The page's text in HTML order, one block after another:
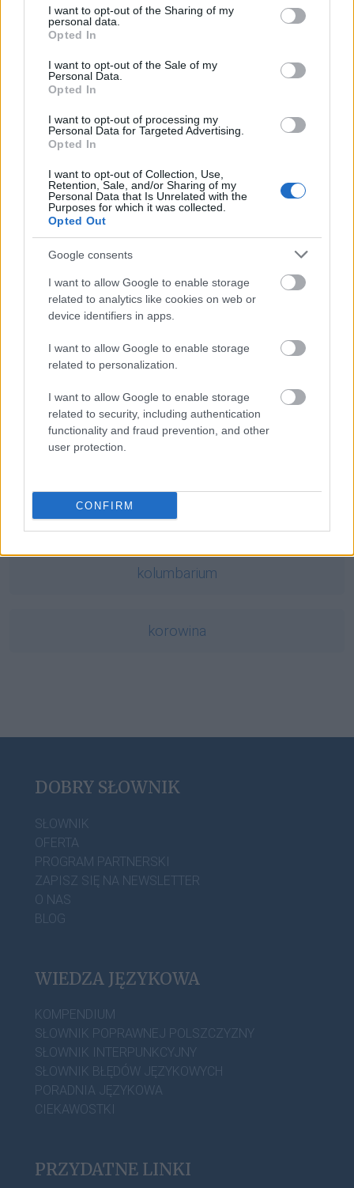
not limited to your visit or usage behaviour. You may click to
grant or deny consent to Google and its third-party tags to
use your data for below specified purposes in below Google
consent section.
I want to opt-out of the Sharing of my
personal data.
Opted In
I want to opt-out of the Sale of my
Personal Data.
Opted In
I want to opt-out of processing my
Personal Data for Targeted Advertising.
Opted In
I want to opt-out of Collection, Use,
Retention, Sale, and/or Sharing of my
Personal Data that Is Unrelated with the
Purposes for which it was collected.
Opted Out
Google consents
I want to allow Google to enable storage
related to analytics like cookies on web or
device identifiers in apps.
I want to allow Google to enable storage
related to personalization.
I want to allow Google to enable storage
related to security, including authentication
functionality and fraud prevention, and other
user protection.
CONFIRM
Warianty: czy istniejekwiz?
—Jezusto przekleństwo
— Skąd faktycznie brali się zombi
Mogą Cię zainteresować również hasła
lastryko
Antarktyka
supletywizm
żona
kolumbarium
korowina
DOBRY SŁOWNIK
SŁOWNIK
OFERTA
PROGRAM PARTNERSKI
ZAPISZ SIĘ NA NEWSLETTER
O NAS
BLOG
WIEDZA JĘZYKOWA
KOMPENDIUM
SŁOWNIK POPRAWNEJ POLSZCZYZNY
SŁOWNIK INTERPUNKCYJNY
SŁOWNIK BŁĘDÓW JĘZYKOWYCH
PORADNIA JĘZYKOWA
CIEKAWOSTKI
PRZYDATNE LINKI